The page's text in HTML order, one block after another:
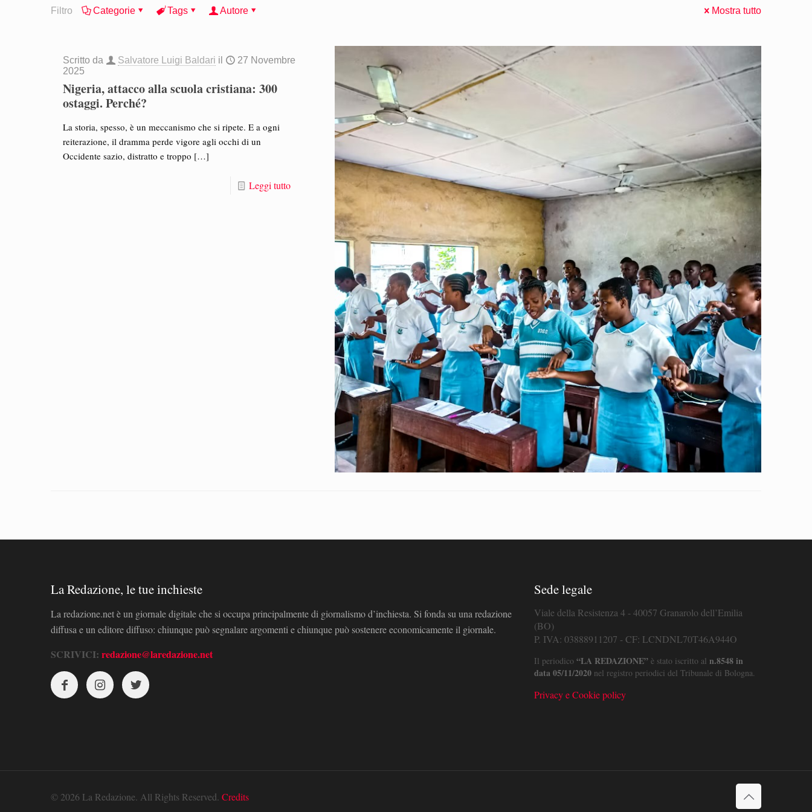
Filtro Categorie Tags Autore Mostra tutto
Scritto da Salvatore Luigi Baldari il
27 Novembre
2025
Nigeria, attacco alla scuola cristiana: 300
ostaggi. Perché?
La storia, spesso, è un meccanismo che si ripete. E a ogni
reiterazione, il dramma perde vigore agli occhi di un
Occidente sazio, distratto e troppo […]
Leggi tutto
La Redazione, le tue inchieste
La redazione.net è un giornale digitale che si occupa principalmente di giornalismo d’inchiesta. Si fonda su una redazione
diffusa e un editore diffuso: chiunque può segnalare argomenti e chiunque può sostenere economicamente il giornale.
SCRIVICI: redazione@laredazione.net
Sede legale
Viale della Resistenza 4 - 40057 Granarolo dell’Emilia
(BO)
P. IVA: 03888911207 - CF: LCNDNL70T46A944O
Il periodico “LA REDAZIONE”è stato iscritto al n.8548 in
data 05/11/2020nel registro periodici del Tribunale di Bologna.
Privacy e Cookie policy
© 2026 La Redazione. All Rights Reserved. Credits